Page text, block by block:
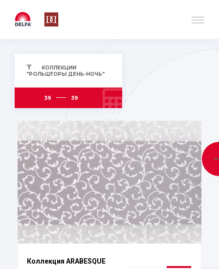
КОЛЛЕКЦИИ
"РОЛЬШТОРЫ ДЕНЬ-НОЧЬ"
39 39
Коллекция ARABESQUE